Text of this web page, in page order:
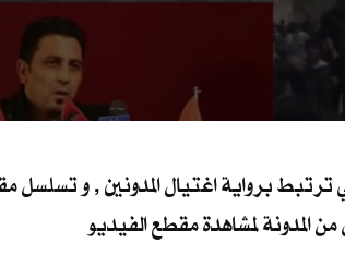
برواية اغتيال المدونين , و تسلسل
من المدونة لمشاهدة مقطع الفيديو